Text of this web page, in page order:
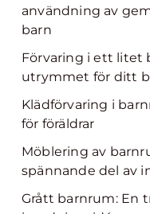
användning av
barn
Förvaring i ett litet
utrymmet för ditt
Klädförvaring i
för föräldrar
Möblering av
spännande del av
Grått barnrum: En